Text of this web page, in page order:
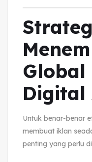
Global
Digital
Untuk benar-benar
membuat iklan
penting yang perlu